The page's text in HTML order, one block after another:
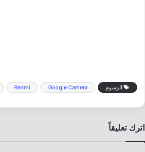
الوسوم Google Camera
Redmi
اترك تعليقاً